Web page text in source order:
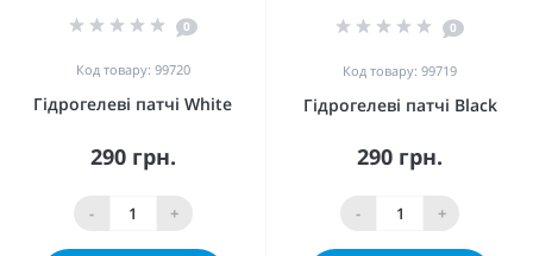
0
Код товару: 99720
Гідрогелеві патчі White
290 грн.
- +
0
Код товару: 99719
Гідрогелеві патчі Black
290 грн.
- +